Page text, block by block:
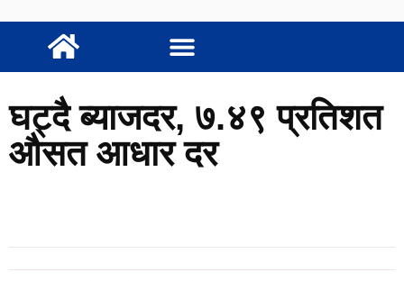
घट्दै ब्याजदर, ७.४९ प्रतिशत
औसत आधार दर